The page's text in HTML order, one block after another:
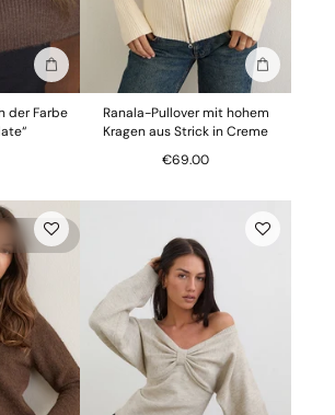
In die Tasche stecken
der Farbe
In die
Ranala-Pullover mit hohem
Kragen aus Strick in Creme
€69.00